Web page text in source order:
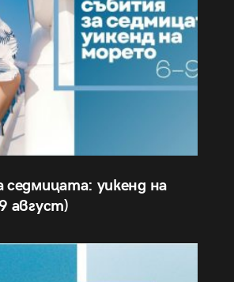
уикенд на
август)